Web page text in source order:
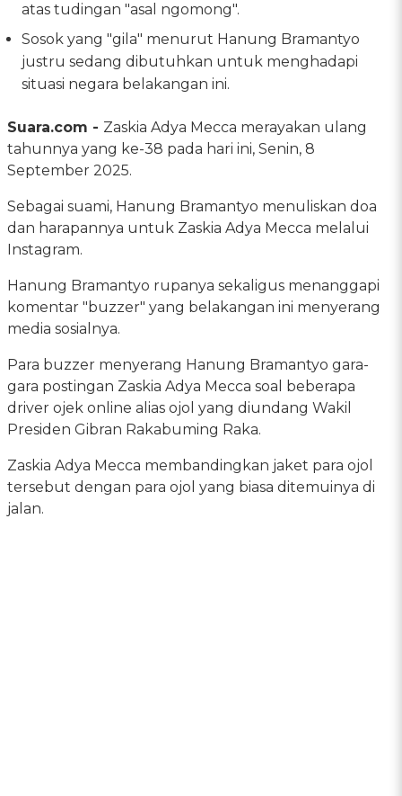
atas tudingan "asal ngomong".
Sosok yang "gila" menurut Hanung Bramantyo
justru sedang dibutuhkan untuk menghadapi
situasi negara belakangan ini.
Suara.com - Zaskia Adya Mecca merayakan ulang
tahunnya yang ke-38 pada hari ini, Senin, 8
September 2025.
Sebagai suami, Hanung Bramantyo menuliskan doa
dan harapannya untuk Zaskia Adya Mecca melalui
Instagram.
Hanung Bramantyo rupanya sekaligus menanggapi
komentar "buzzer" yang belakangan ini menyerang
media sosialnya.
Para buzzer menyerang Hanung Bramantyo gara-
gara postingan Zaskia Adya Mecca soal beberapa
driver ojek online alias ojol yang diundang Wakil
Presiden Gibran Rakabuming Raka.
Zaskia Adya Mecca membandingkan jaket para ojol
tersebut dengan para ojol yang biasa ditemuinya di
jalan.